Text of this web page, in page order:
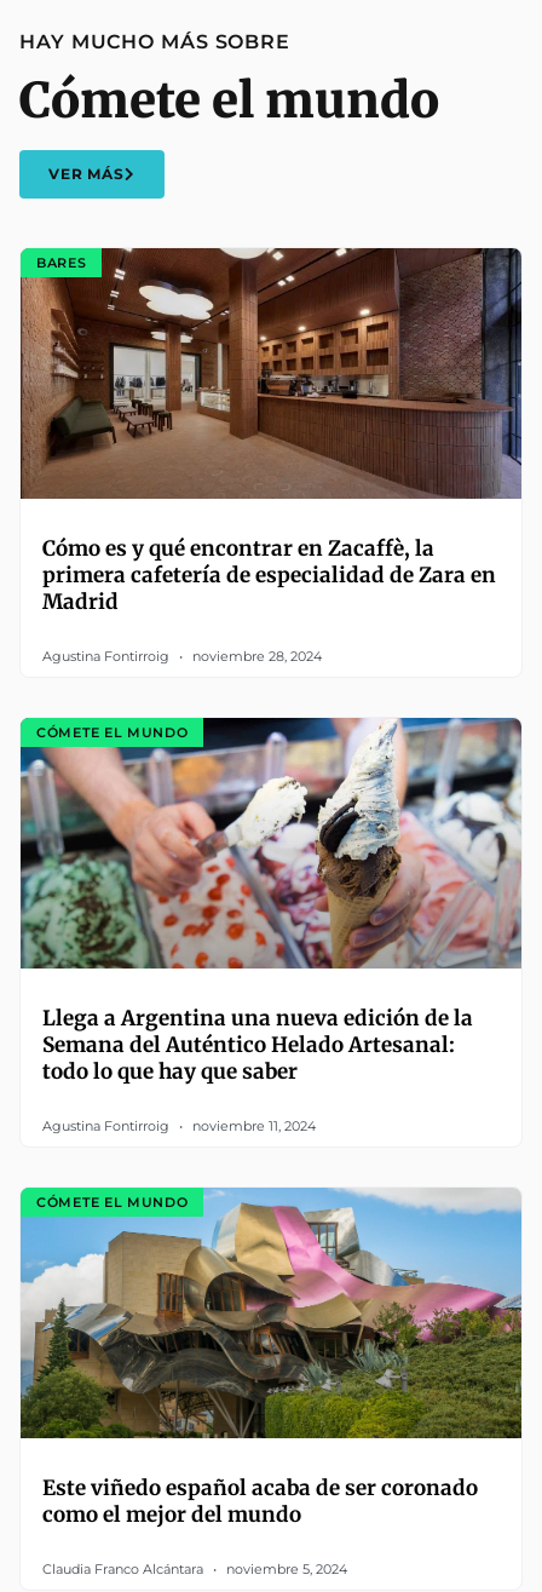
HAY MUCHO MÁS SOBRE
Cómete el mundo
VER MÁS
BARES
Cómo es y qué encontrar en Zacaffè, la
primera cafetería de especialidad de Zara en
Madrid
Agustina Fontirroig noviembre 28, 2024
CÓMETE EL MUNDO
Llega a Argentina una nueva edición de la
Semana del Auténtico Helado Artesanal:
todo lo que hay que saber
Agustina Fontirroig noviembre 11, 2024
CÓMETE EL MUNDO
Este viñedo español acaba de ser coronado
como el mejor del mundo
Claudia Franco Alcántara noviembre 5, 2024